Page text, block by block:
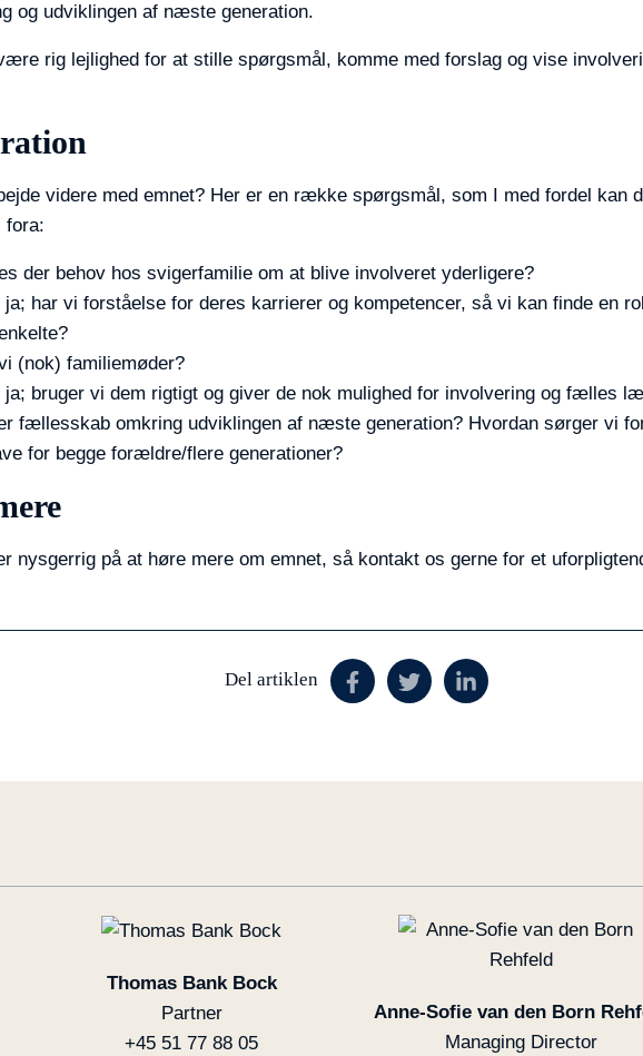
og udviklingen af næste generation.
rig lejlighed for at stille spørgsmål, komme med forslag og vise
videre med emnet? Her er en række spørgsmål, som I med fordel kan
fora:
der behov hos svigerfamilie om at blive involveret yderligere?
ja; har vi forståelse for deres karrierer og kompetencer, så vi kan finde en
(nok) familiemøder?
ja; bruger vi dem rigtigt og giver de nok mulighed for involvering og fælles
fællesskab omkring udviklingen af næste generation? Hvordan sørger vi
for begge forældre/flere generationer?
nysgerrig på at høre mere om emnet, så kontakt os gerne for et
Del artiklen
Thomas Bank Bock
Partner
+45 51 77 88 05
Anne-Sofie van den Born
Managing Director